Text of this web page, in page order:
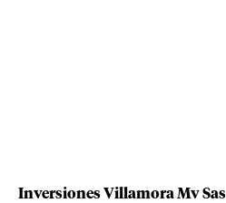
Inversiones Villamora Mv Sas